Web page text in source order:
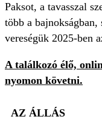
Paksot, a tavasszal
több a
vereségük 2025-ben
A találkozó élő,
nyomon követni.
AZ ÁLLÁS